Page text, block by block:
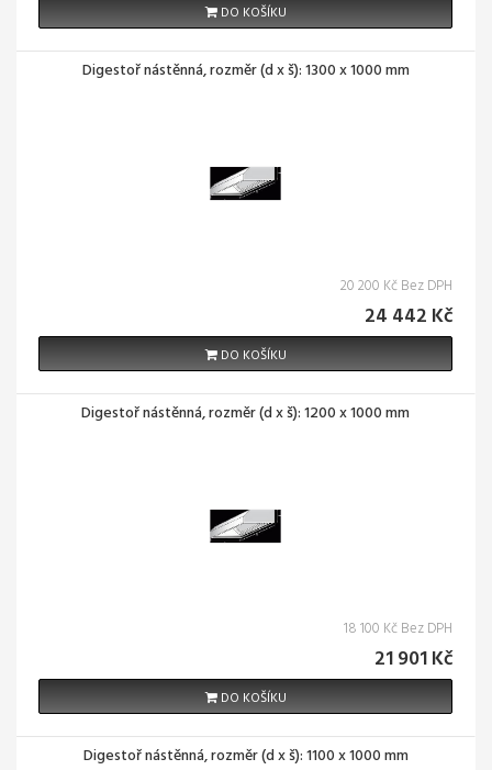
DO KOŠÍKU
Digestoř nástěnná, rozměr (d x š): 1300 x 1000 mm
20 200 Kč Bez DPH
24 442 Kč
DO KOŠÍKU
Digestoř nástěnná, rozměr (d x š): 1200 x 1000 mm
18 100 Kč Bez DPH
21 901 Kč
DO KOŠÍKU
Digestoř nástěnná, rozměr (d x š): 1100 x 1000 mm